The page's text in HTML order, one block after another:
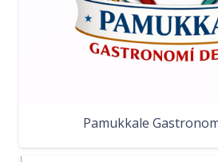
Pamukkale